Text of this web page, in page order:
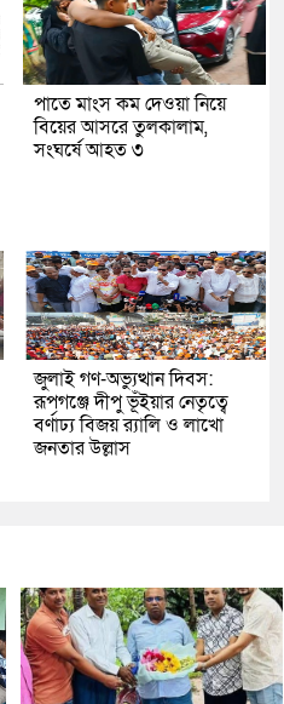
পাতে মাংস কম দেওয়া নিয়ে
বিয়ের আসরে তুলকালাম,
সংঘর্ষে আহত ৩
জুলাই গণ-অভ্যুত্থান দিবস:
রূপগঞ্জে দীপু ভূঁইয়ার নেতৃত্বে
বর্ণাঢ্য বিজয় র‌্যালি ও লাখো
জনতার উল্লাস